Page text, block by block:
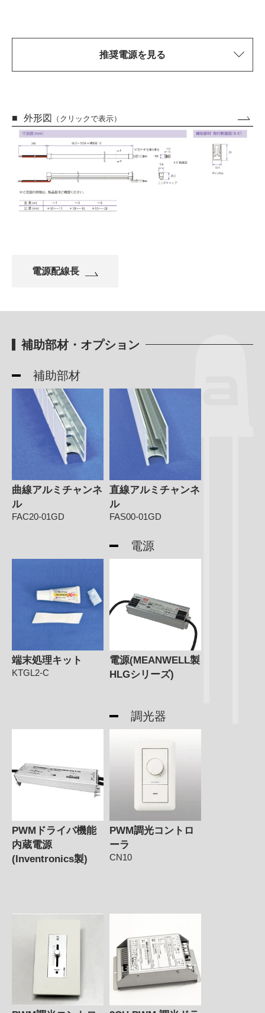
推奨電源を見る
外形図 （クリックで表示）
電源配線長
補助部材・オプション
補助部材
曲線アルミチャンネ
ル
FAC20-01GD
直線アルミチャンネ
ル
FAS00-01GD
端末処理キット
KTGL2-C
電源
電源(MEANWELL製
HLGシリーズ)
PWMドライバ機能
内蔵電源
(Inventronics製)
調光器
PWM調光コントロ
ーラ
CN10